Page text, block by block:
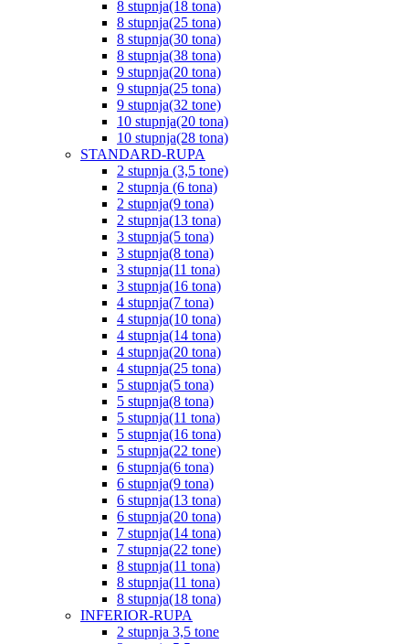
8 stupnja(18 tona)
8 stupnja(25 tona)
8 stupnja(30 tona)
8 stupnja(38 tona)
9 stupnja(20 tona)
9 stupnja(25 tona)
9 stupnja(32 tone)
10 stupnja(20 tona)
10 stupnja(28 tona)
STANDARD-RUPA
2 stupnja (3,5 tone)
2 stupnja (6 tona)
2 stupnja(9 tona)
2 stupnja(13 tona)
3 stupnja(5 tona)
3 stupnja(8 tona)
3 stupnja(11 tona)
3 stupnja(16 tona)
4 stupnja(7 tona)
4 stupnja(10 tona)
4 stupnja(14 tona)
4 stupnja(20 tona)
4 stupnja(25 tona)
5 stupnja(5 tona)
5 stupnja(8 tona)
5 stupnja(11 tona)
5 stupnja(16 tona)
5 stupnja(22 tone)
6 stupnja(6 tona)
6 stupnja(9 tona)
6 stupnja(13 tona)
6 stupnja(20 tona)
7 stupnja(14 tona)
7 stupnja(22 tone)
8 stupnja(11 tona)
8 stupnja(11 tona)
8 stupnja(18 tona)
INFERIOR-RUPA
2 stupnja 3,5 tone